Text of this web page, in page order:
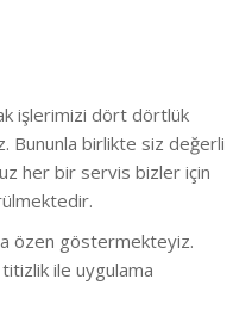
işlerimizi dört dörtlük
Bununla birlikte siz değerli
her bir servis bizler için
özen göstermekteyiz.
titizlik ile uygulama